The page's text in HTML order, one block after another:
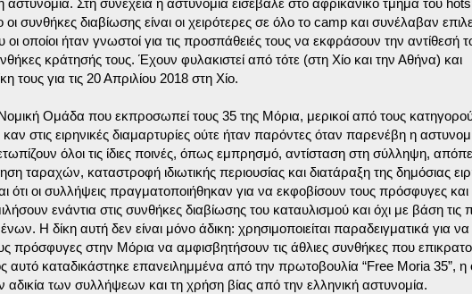
αστυνομία. Στη συνέχεια η αστυνομία εισέβαλε στο αφρικανικό τμήμα του
συνθήκες διαβίωσης είναι οι χειρότερες σε όλο το camp και συνέλαβαν
οι οποίοι ήταν γνωστοί για τις προσπάθειές τους να εκφράσουν την αντίθεσή
κράτησής τους. Έχουν φυλακιστεί από τότε (στη Χίο και την Αθήνα) και
τους για τις 20 Απριλίου 2018 στη Χίο.
Ομάδα που εκπροσωπεί τους 35 της Μόρια, μερικοί από τους
στις ειρηνικές διαμαρτυρίες ούτε ήταν παρόντες όταν παρενέβη η
όλοι τις ίδιες ποινές, όπως εμπρησμό, αντίσταση στη σύλληψη,
ταραχών, καταστροφή ιδιωτικής περιουσίας και διατάραξη της δημόσιας
ότι οι συλλήψεις πραγματοποιήθηκαν για να εκφοβίσουν τους πρόσφυγες και
ενάντια στις συνθήκες διαβίωσης του καταυλισμού και όχι με βάση τις
Η δίκη αυτή δεν είναι μόνο άδικη: χρησιμοποιείται παραδειγματικά για να
πρόσφυγες στην Μόρια να αμφισβητήσουν τις άθλιες συνθήκες που
αυτό καταδικάστηκε επανειλημμένα από την πρωτοβουλία “Free Moria 35”, η
αδικία των συλλήψεων και τη χρήση βίας από την ελληνική αστυνομία.